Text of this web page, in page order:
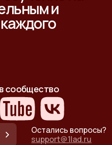
и
сообщество
Остались вопросы?
support@1lad.ru